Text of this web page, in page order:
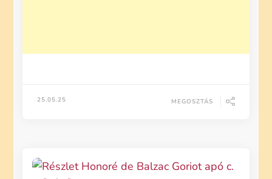
25.05.25 MEGOSZTÁS